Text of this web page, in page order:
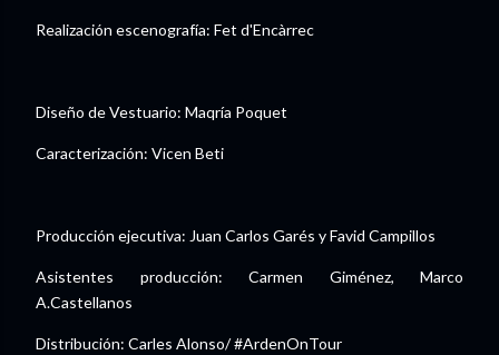
Realización escenografía: Fet d'Encàrrec
Diseño de Vestuario: Maqría Poquet
Caracterización: Vicen Beti
Producción ejecutiva: Juan Carlos Garés y Favid Campillos
Asistentes producción: Carmen Giménez, Marco
A.Castellanos
Distribución: Carles Alonso/ #ArdenOnTour